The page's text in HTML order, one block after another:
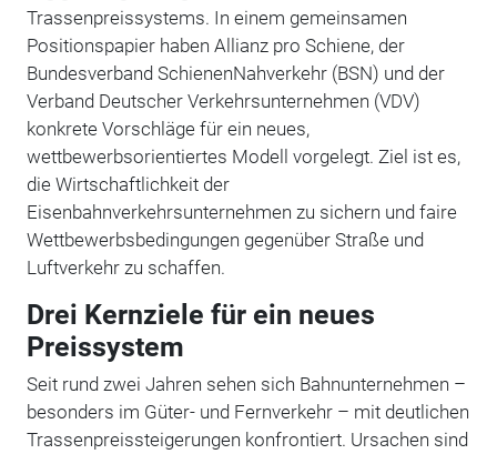
Trassenpreissystems. In einem gemeinsamen
Positionspapier haben Allianz pro Schiene, der
Bundesverband SchienenNahverkehr (BSN) und der
Verband Deutscher Verkehrsunternehmen (VDV)
konkrete Vorschläge für ein neues,
wettbewerbsorientiertes Modell vorgelegt. Ziel ist es,
die Wirtschaftlichkeit der
Eisenbahnverkehrsunternehmen zu sichern und faire
Wettbewerbsbedingungen gegenüber Straße und
Luftverkehr zu schaffen.
Drei Kernziele für ein neues
Preissystem
Seit rund zwei Jahren sehen sich Bahnunternehmen –
besonders im Güter- und Fernverkehr – mit deutlichen
Trassenpreissteigerungen konfrontiert. Ursachen sind